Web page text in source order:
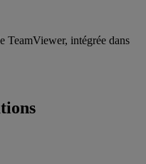
TeamViewer, intégrée dans